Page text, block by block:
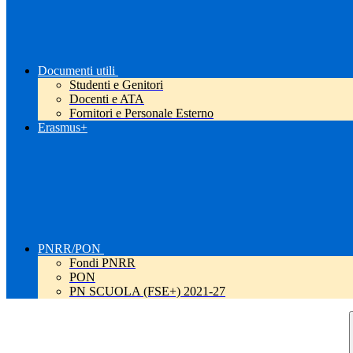
Documenti utili
Studenti e Genitori
Docenti e ATA
Fornitori e Personale Esterno
Erasmus+
PNRR/PON
Fondi PNRR
PON
PN SCUOLA (FSE+) 2021-27